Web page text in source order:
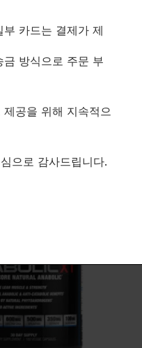
, 혈관 건강까지 한 번에!
카드는 결제가 제
방식으로 주문 부
공을 위해 지속적으
으로 감사드립니다.